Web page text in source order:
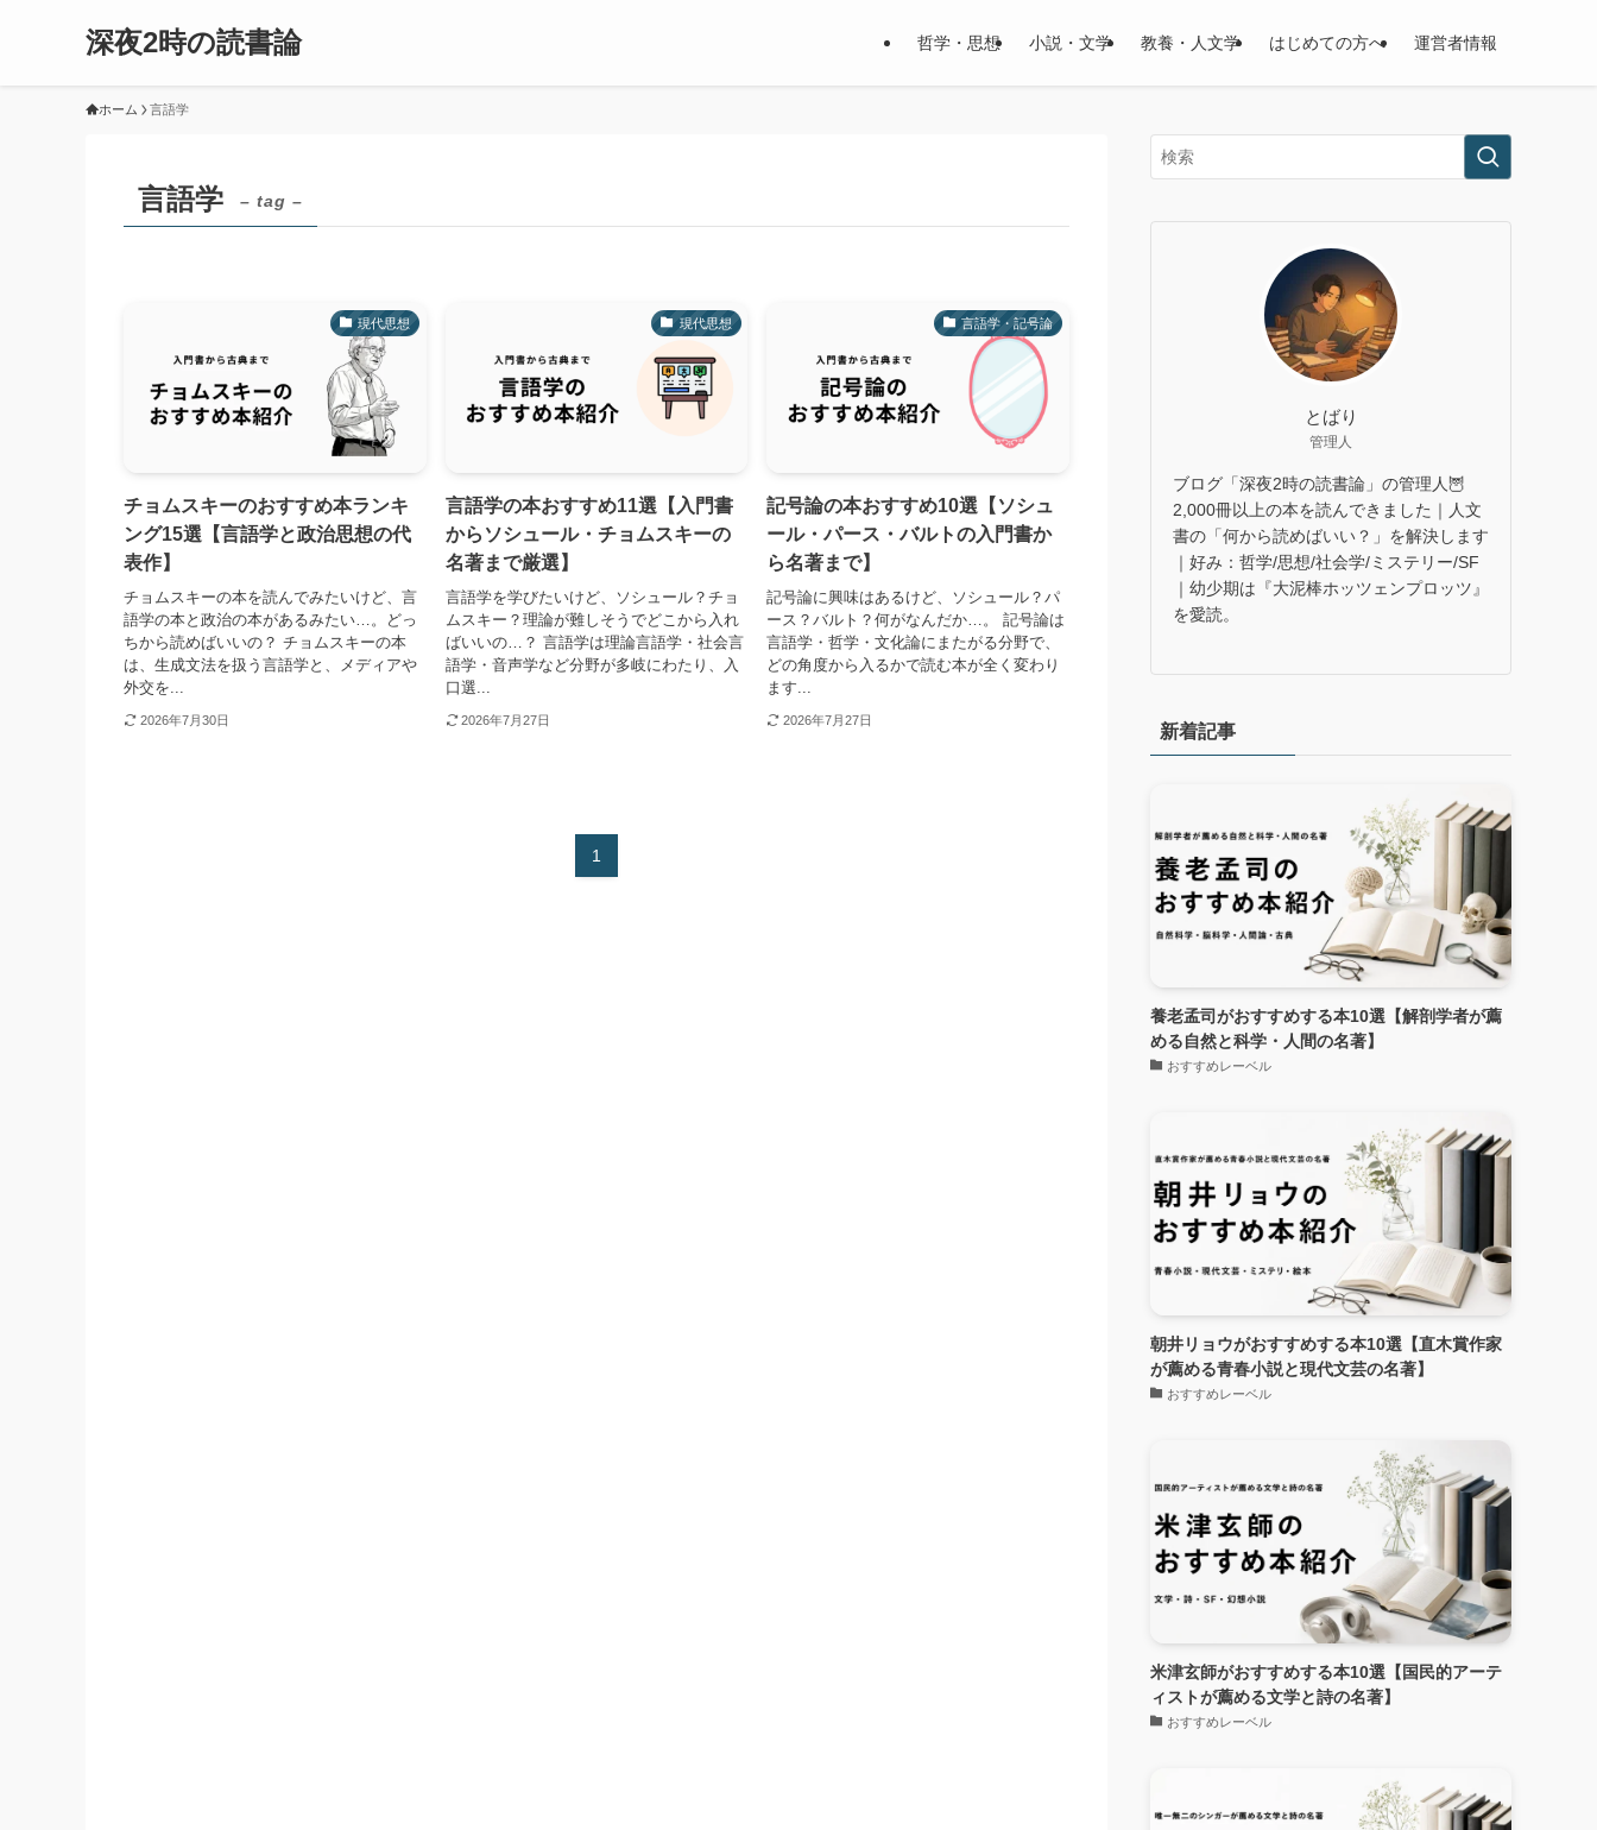
深夜2時の読書論 哲学・思想 小説・文学 教養・人文学 はじめての方へ 運営者情報
ホーム 言語学
言語学 – tag –
現代思想
チョムスキーのおすすめ本ランキ
ング15選【言語学と政治思想の代
表作】
チョムスキーの本を読んでみたいけど、言
語学の本と政治の本があるみたい…。どっ
ちから読めばいいの？ チョムスキーの本
は、生成文法を扱う言語学と、メディアや
外交を...
2026年7月30日
現代思想
言語学の本おすすめ11選【入門書
からソシュール・チョムスキーの
名著まで厳選】
言語学を学びたいけど、ソシュール？チョ
ムスキー？理論が難しそうでどこから入れ
ばいいの…？ 言語学は理論言語学・社会言
語学・音声学など分野が多岐にわたり、入
口選...
2026年7月27日
言語学・記号論
記号論の本おすすめ10選【ソシュ
ール・パース・バルトの入門書か
ら名著まで】
記号論に興味はあるけど、ソシュール？パ
ース？バルト？何がなんだか…。 記号論は
言語学・哲学・文化論にまたがる分野で、
どの角度から入るかで読む本が全く変わり
ます...
2026年7月27日
1
とばり
管理人
ブログ「深夜2時の読書論」の管理人🦉
2,000冊以上の本を読んできました｜人文
書の「何から読めばいい？」を解決します
｜好み：哲学/思想/社会学/ミステリー/SF
｜幼少期は『大泥棒ホッツェンプロッツ』
を愛読。
新着記事
養老孟司がおすすめする本10選【解剖学者が薦
める自然と科学・人間の名著】
おすすめレーベル
朝井リョウがおすすめする本10選【直木賞作家
が薦める青春小説と現代文芸の名著】
おすすめレーベル
米津玄師がおすすめする本10選【国民的アーテ
ィストが薦める文学と詩の名著】
おすすめレーベル